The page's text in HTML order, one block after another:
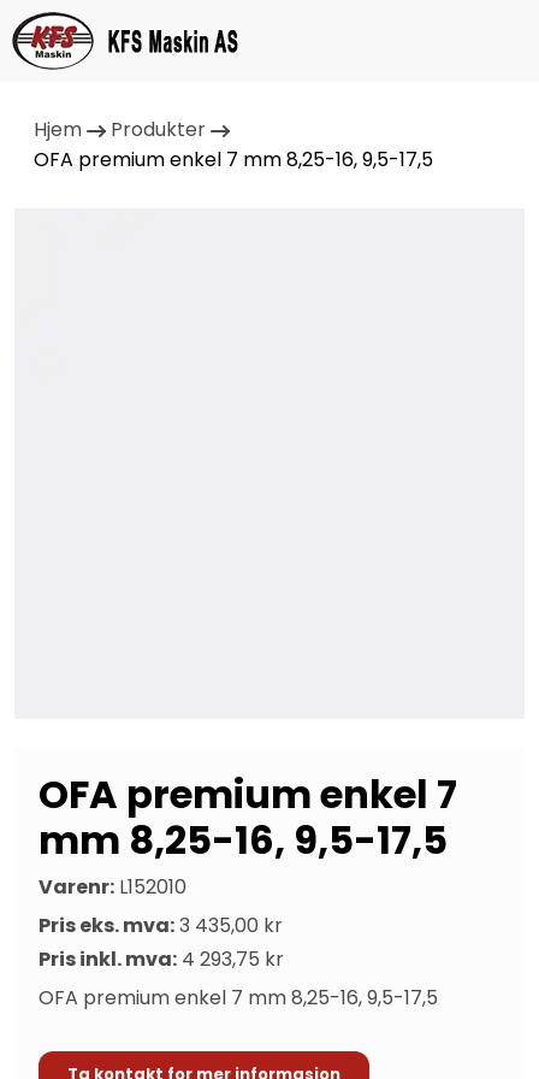
Hjem
Produkter
OFA premium enkel 7 mm 8,25-16, 9,5-17,5
OFA premium enkel 7
mm 8,25-16, 9,5-17,5
Varenr: L152010
Pris eks. mva:3 435,00 kr
Pris inkl. mva: 4 293,75 kr
OFA premium enkel 7 mm 8,25-16, 9,5-17,5
Ta kontakt for mer informasjon